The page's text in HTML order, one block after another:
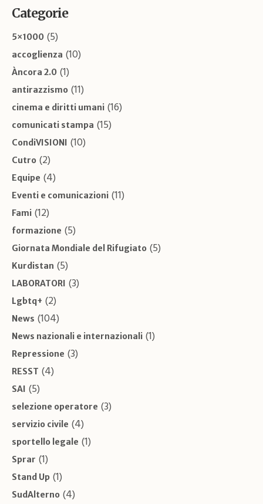
Categorie
5×1000 (5)
accoglienza (10)
Àncora 2.0 (1)
antirazzismo (11)
cinema e diritti umani (16)
comunicati stampa (15)
CondiVISIONI (10)
Cutro (2)
Equipe (4)
Eventi e comunicazioni (11)
Fami (12)
formazione (5)
Giornata Mondiale del Rifugiato (5)
Kurdistan (5)
LABORATORI (3)
Lgbtq+ (2)
News (104)
News nazionali e internazionali (1)
Repressione (3)
RESST (4)
SAI (5)
selezione operatore (3)
servizio civile (4)
sportello legale (1)
Sprar (1)
Stand Up (1)
SudAlterno (4)